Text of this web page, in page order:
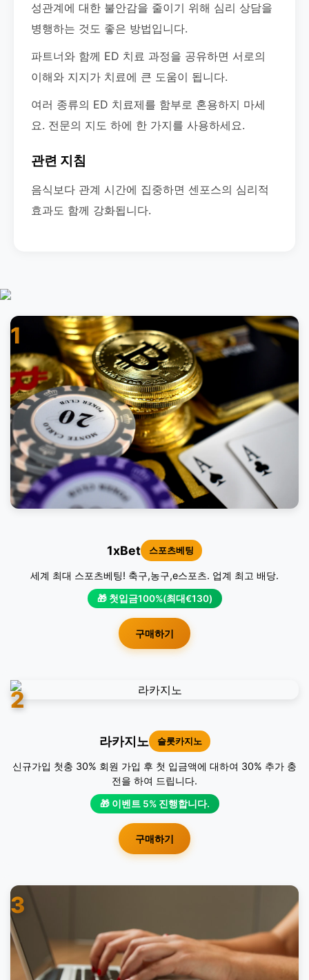
성관계에 대한 불안감을 줄이기 위해 심리 상담을
병행하는 것도 좋은 방법입니다.
파트너와 함께 ED 치료 과정을 공유하면 서로의
이해와 지지가 치료에 큰 도움이 됩니다.
여러 종류의 ED 치료제를 함부로 혼용하지 마세
요. 전문의 지도 하에 한 가지를 사용하세요.
관련 지침
음식보다 관계 시간에 집중하면 센포스의 심리적
효과도 함께 강화됩니다.
1
1xBet 스포츠베팅
세계 최대 스포츠베팅! 축구,농구,e스포츠. 업계 최고 배당.
🎁 첫입금100%(최대€130)
구매하기
2
라카지노 슬롯카지노
신규가입 첫충 30% 회원 가입 후 첫 입금액에 대하여 30% 추가 충
전을 하여 드립니다.
🎁 이벤트 5% 진행합니다.
구매하기
3